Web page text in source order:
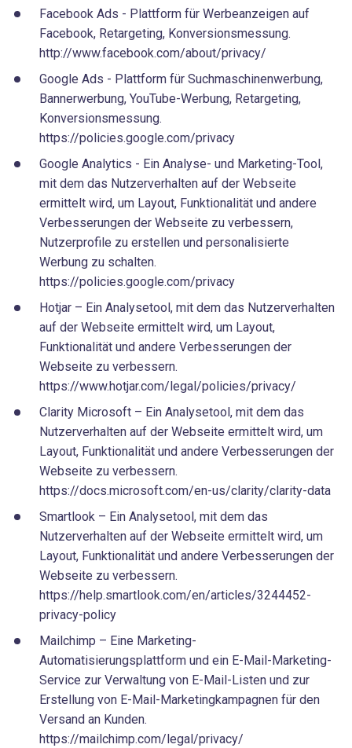
Facebook Ads - Plattform für Werbeanzeigen auf
Facebook, Retargeting, Konversionsmessung.
http://www.facebook.com/about/privacy/
Google Ads - Plattform für Suchmaschinenwerbung,
Bannerwerbung, YouTube-Werbung, Retargeting,
Konversionsmessung.
https://policies.google.com/privacy
Google Analytics - Ein Analyse- und Marketing-Tool,
mit dem das Nutzerverhalten auf der Webseite
ermittelt wird, um Layout, Funktionalität und andere
Verbesserungen der Webseite zu verbessern,
Nutzerprofile zu erstellen und personalisierte
Werbung zu schalten.
https://policies.google.com/privacy
Hotjar – Ein Analysetool, mit dem das Nutzerverhalten
auf der Webseite ermittelt wird, um Layout,
Funktionalität und andere Verbesserungen der
Webseite zu verbessern.
https://www.hotjar.com/legal/policies/privacy/
Clarity Microsoft – Ein Analysetool, mit dem das
Nutzerverhalten auf der Webseite ermittelt wird, um
Layout, Funktionalität und andere Verbesserungen der
Webseite zu verbessern.
https://docs.microsoft.com/en-us/clarity/clarity-data
Smartlook – Ein Analysetool, mit dem das
Nutzerverhalten auf der Webseite ermittelt wird, um
Layout, Funktionalität und andere Verbesserungen der
Webseite zu verbessern.
https://help.smartlook.com/en/articles/3244452-
privacy-policy
Mailchimp – Eine Marketing-
Automatisierungsplattform und ein E-Mail-Marketing-
Service zur Verwaltung von E-Mail-Listen und zur
Erstellung von E-Mail-Marketingkampagnen für den
Versand an Kunden.
https://mailchimp.com/legal/privacy/